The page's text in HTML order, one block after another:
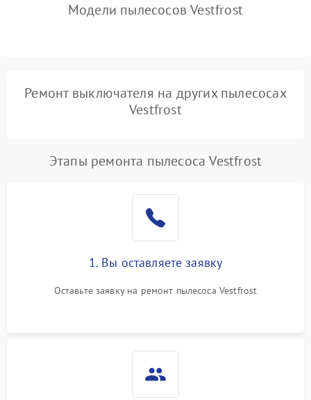
Модели пылесосов Vestfrost
Ремонт выключателя на других пылесосах
Vestfrost
Этапы ремонта пылесоса Vestfrost
1. Вы оставляете заявку
Оставьте заявку на ремонт пылесоса Vestfrost